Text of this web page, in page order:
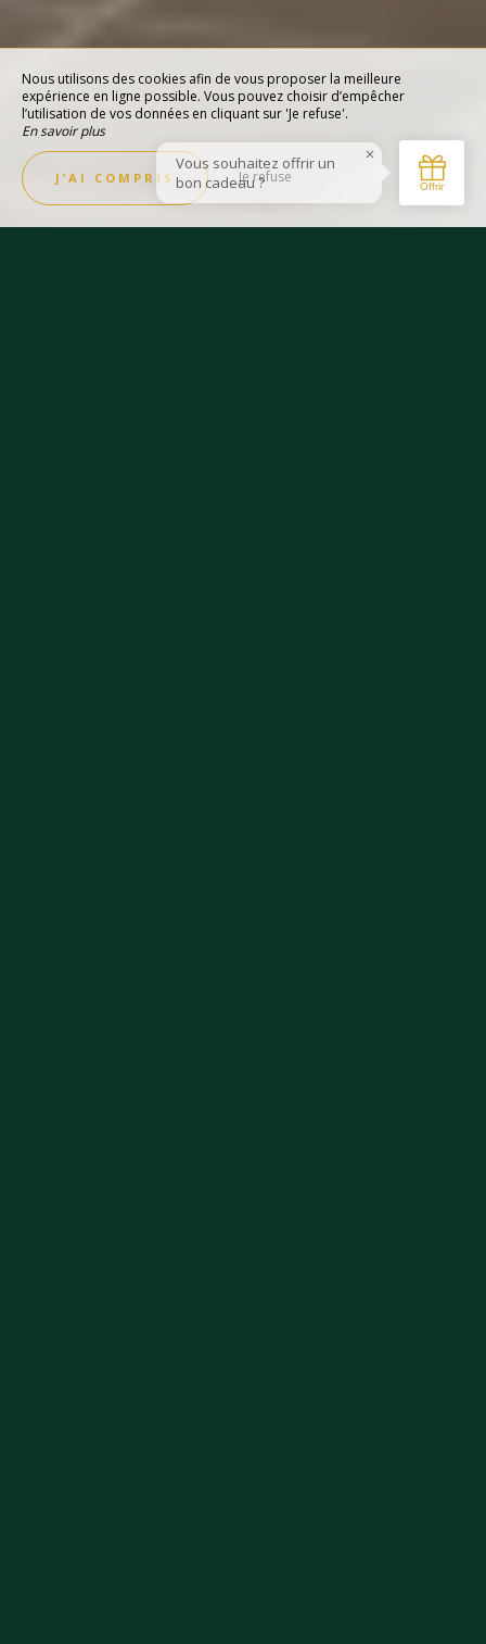
Nous utilisons des cookies afin de vous proposer la meilleure
expérience en ligne possible. Vous pouvez choisir d’empêcher
l’utilisation de vos données en cliquant sur 'Je refuse'.
En savoir plus
J’AI COMPRIS Je refuse